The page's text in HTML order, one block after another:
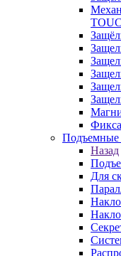
Подъемные
Назад
Для